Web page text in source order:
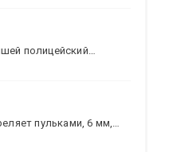
полицейский
пульками, 6 мм,